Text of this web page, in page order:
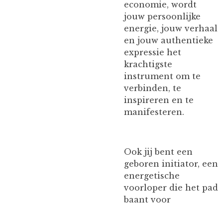
economie, wordt
jouw persoonlijke
energie, jouw verhaal
en jouw authentieke
expressie het
krachtigste
instrument om te
verbinden, te
inspireren en te
manifesteren.
Ook jij bent een
geboren initiator, een
energetische
voorloper die het pad
baant voor